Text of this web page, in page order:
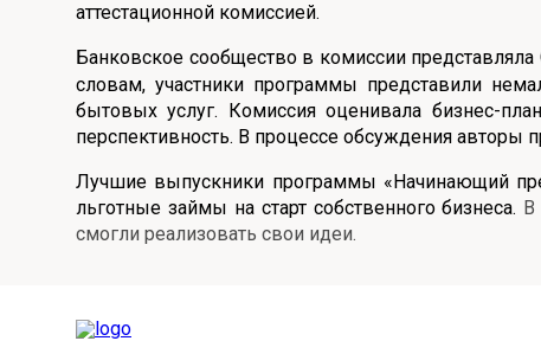
Валютный плюс
Онлайн
Все вклады
Регистрация в ЕБС
Удаленная идентификация
Мобильное приложение
Все сервисы
аттестационной комиссией.
Банковское сообщество в комиссии представляла
словам, участники программы представили
бытовых услуг. Комиссия оценивала бизнес-
перспективность. В процессе обсуждения авторы
Лучшие выпускники программы «Начинающий
льготные займы на старт собственного бизнеса. В
смогли реализовать свои идеи.